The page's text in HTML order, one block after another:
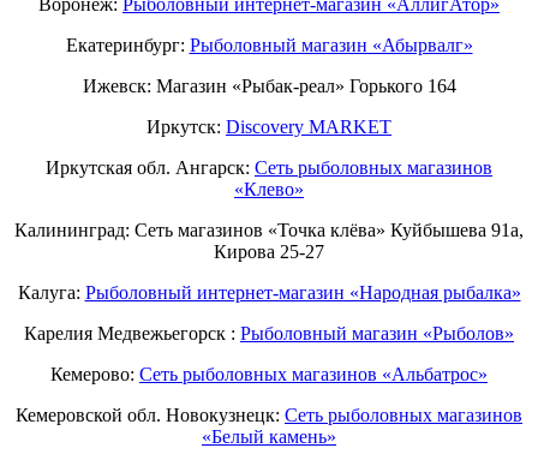
Воронеж: Рыболовный интернет-магазин «АллигАтор»
Екатеринбург: Рыболовный магазин «Абырвалг»
Ижевск: Магазин «Рыбак-реал» Горького 164
Иркутск: Discovery MARKET
Иркутская обл. Ангарск: Сеть рыболовных магазинов
«Клево»
Калининград: Сеть магазинов «Точка клёва» Куйбышева 91а,
Кирова 25-27
Калуга: Рыболовный интернет-магазин «Народная рыбалка»
Карелия Медвежьегорск : Рыболовный магазин «Рыболов»
Кемерово: Сеть рыболовных магазинов «Альбатрос»
Кемеровской обл. Новокузнецк: Сеть рыболовных магазинов
«Белый камень»